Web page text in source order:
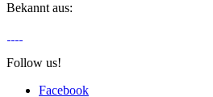
Bekannt aus:
Follow us!
Facebook